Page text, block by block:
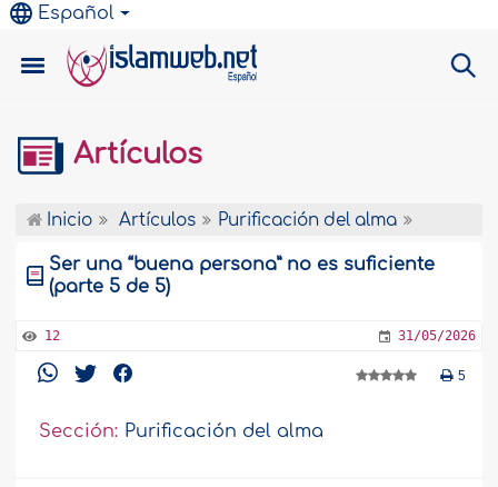
Español
Artículos
Inicio Artículos Purificación del alma
Ser una “buena persona” no es suficiente
(parte 5 de 5)
12 31/05/2026
5
Sección: Purificación del alma